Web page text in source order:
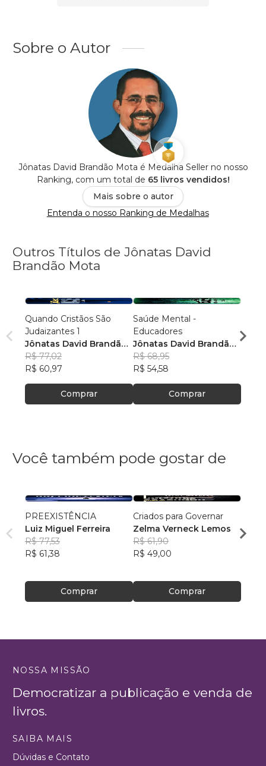
Sobre o Autor
Jônatas David Brandão Mota é Medalha Seller no nosso
Ranking, com um total de 65 livros vendidos!
Mais sobre o autor
Entenda o nosso Ranking de Medalhas
Outros Títulos de Jônatas David
Brandão Mota
Quando Cristãos São
Judaizantes 1
Jônatas David Brandão
Mota
R$ 77,02
R$ 60,97
Comprar
Saúde Mental -
Educadores
Jônatas David Brandão
Mota
R$ 68,95
R$ 54,58
Comprar
Você também pode gostar de
PREEXISTÊNCIA
Luiz Miguel Ferreira
R$ 77,53
R$ 61,38
Comprar
Criados para Governar
Zelma Verneck Lemos
R$ 61,90
R$ 49,00
Comprar
R$
NOSSA MISSÃO
Democratizar a publicação e venda de
livros.
SAIBA MAIS
Dúvidas e Contato